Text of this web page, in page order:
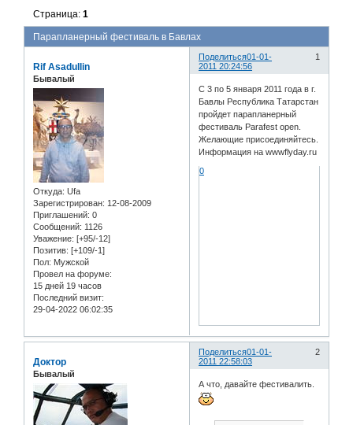
Парапланерный фестиваль в Бавлах
Страница:1
Поделиться 1
01-01-
2011 20:24:56
Rif Asadullin
Бывалый
Откуда: Ufa
Зарегистрирован: 12-08-2009
Приглашений: 0
Сообщений: 1126
Уважение: [+95/-12]
Позитив: [+109/-1]
Пол: Мужской
Провел на форуме:
15 дней 19 часов
Последний визит:
29-04-2022 06:02:35
С 3 по 5 января 2011 года в г.
Бавлы Республика Татарстан
пройдет парапланерный
фестиваль Parafest open.
Желающие присоединяйтесь.
Информация на wwwflyday.ru
0
Поделиться 2
01-01-
2011 22:58:03
Доктор
Бывалый
А что, давайте фестивалить.